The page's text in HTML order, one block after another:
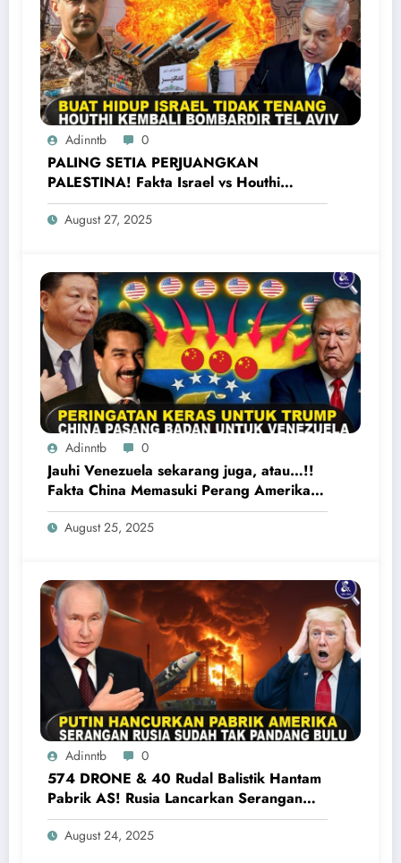
Adinntb 0
PALING SETIA PERJUANGKAN
PALESTINA! Fakta Israel vs Houthi
Yaman Kembali Saling Balas Serangan
August 27, 2025
Adinntb 0
Jauhi Venezuela sekarang juga, atau…!!
Fakta China Memasuki Perang Amerika
Serikat vs Venezuela
August 25, 2025
Adinntb 0
574 DRONE & 40 Rudal Balistik Hantam
Pabrik AS! Rusia Lancarkan Serangan
Terbesar ke Ukraina Barat
August 24, 2025